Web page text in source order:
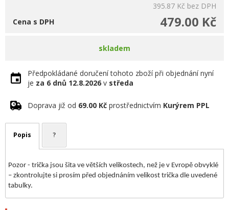
395.87 Kč bez DPH
479.00 Kč
Cena s DPH
skladem
Předpokládané doručení tohoto zboží při objednání nyní
je za 6 dnů 12.8.2026 v středa
Doprava již od 69.00 Kč prostřednictvím Kurýrem PPL
Popis ?
Pozor - trička jsou šita ve větších velikostech, než je v Evropě obvyklé
– zkontrolujte si prosím před objednáním velikost trička dle uvedené
tabulky.